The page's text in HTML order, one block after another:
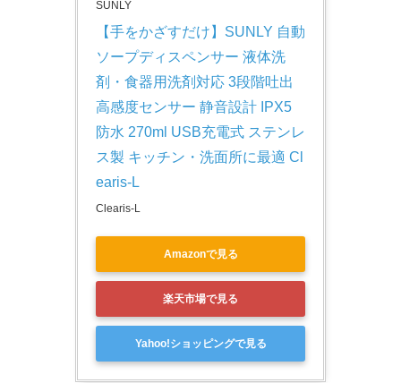
SUNLY
【手をかざすだけ】SUNLY 自動
ソープディスペンサー 液体洗
剤・食器用洗剤対応 3段階吐出
高感度センサー 静音設計 IPX5
防水 270ml USB充電式 ステンレ
ス製 キッチン・洗面所に最適 Cl
earis-L
Clearis-L
Amazonで見る
楽天市場で見る
Yahoo!ショッピングで見る